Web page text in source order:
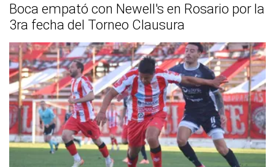
Boca empató con Newell's en Rosario por la
3ra fecha del Torneo Clausura